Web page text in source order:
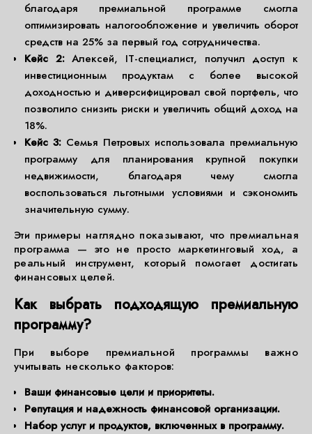
благодаря премиальной программе смогла
оптимизировать налогообложение и увеличить оборот
средств на 25% за первый год сотрудничества.
Кейс 2:Алексей, IT-специалист, получил доступ к
инвестиционным продуктам с более высокой
доходностью и диверсифицировал свой портфель, что
позволило снизить риски и увеличить общий доход на
18%.
Кейс 3: Семья Петровых использовала премиальную
программу для планирования крупной покупки
недвижимости, благодаря чему смогла
воспользоваться льготными условиями и сэкономить
значительную сумму.
Эти примеры наглядно показывают, что премиальная
программа — это не просто маркетинговый ход, а
реальный инструмент, который помогает достигать
финансовых целей.
Как выбрать подходящую премиальную
программу?
При выборе премиальной программы важно
учитывать несколько факторов:
Ваши финансовые цели и приоритеты.
Репутация и надежность финансовой организации.
Набор услуг и продуктов, включенных в программу.